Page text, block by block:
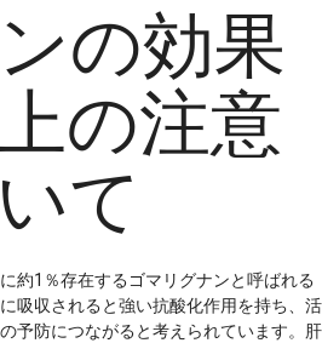
の効果
の注意
て
約1％存在するゴマリグナンと呼ばれる
吸収されると強い抗酸化作用を持ち、活
予防につながると考えられています。肝